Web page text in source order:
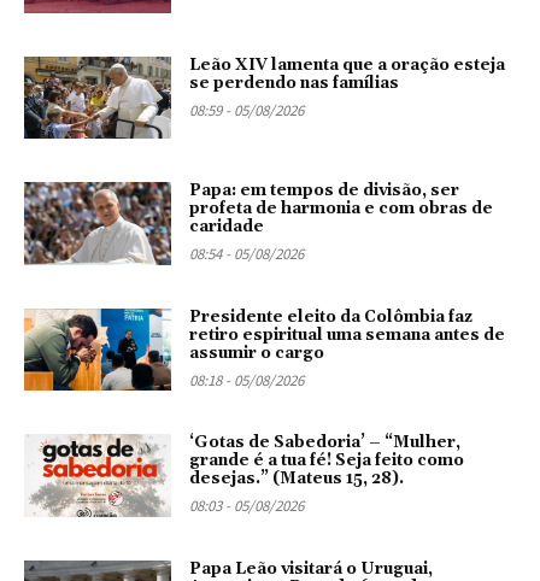
Leão XIV lamenta que a oração esteja
se perdendo nas famílias
08:59 - 05/08/2026
Papa: em tempos de divisão, ser
profeta de harmonia e com obras de
caridade
08:54 - 05/08/2026
Presidente eleito da Colômbia faz
retiro espiritual uma semana antes de
assumir o cargo
08:18 - 05/08/2026
‘Gotas de Sabedoria’ – “Mulher,
grande é a tua fé! Seja feito como
desejas.” (Mateus 15, 28).
08:03 - 05/08/2026
Papa Leão visitará o Uruguai,